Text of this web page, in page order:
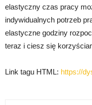
elastyczny czas pracy
indywidualnych potrzeb
elastyczne godziny
teraz i ciesz się
Link tagu HTML: https://